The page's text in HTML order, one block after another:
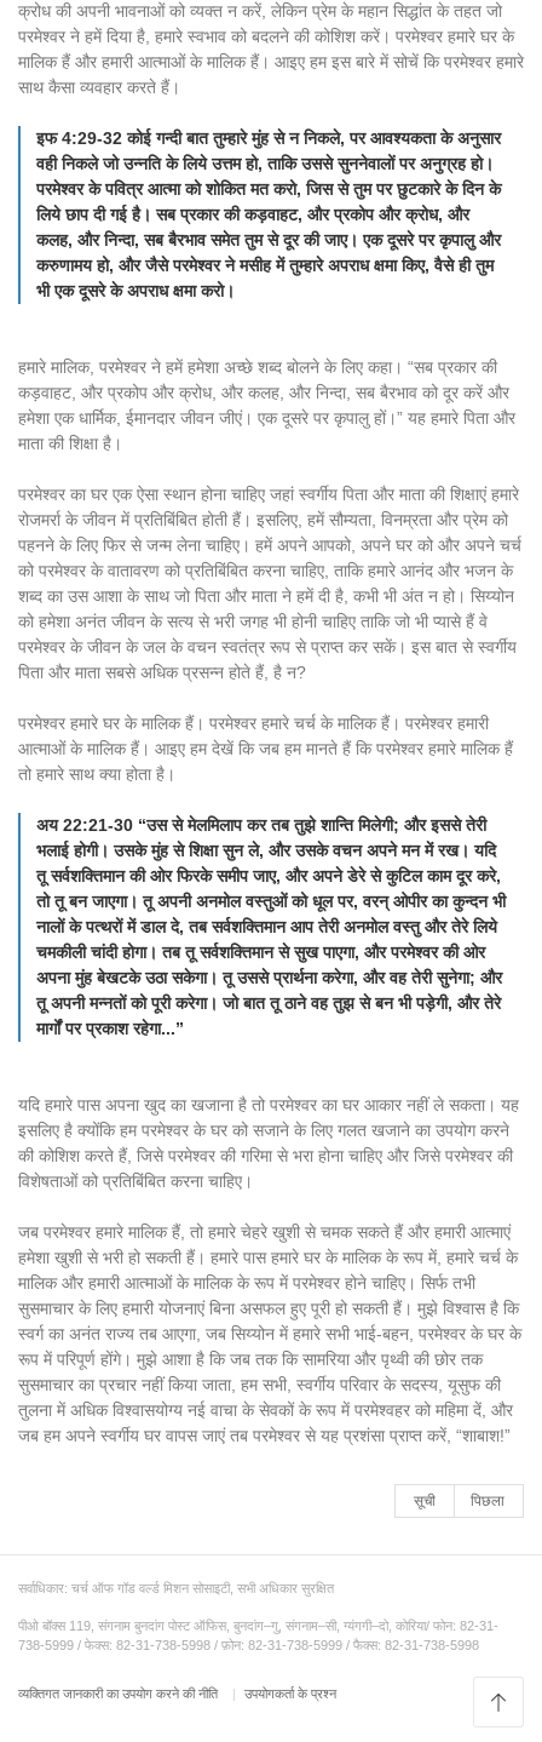
क्रोध की अपनी भावनाओं को व्यक्त न करें, लेकिन प्रेम के महान सिद्धांत के तहत जो
परमेश्वर ने हमें दिया है, हमारे स्वभाव को बदलने की कोशिश करें। परमेश्वर हमारे घर के
मालिक हैं और हमारी आत्माओं के मालिक हैं। आइए हम इस बारे में सोचें कि परमेश्वर हमारे
साथ कैसा व्यवहार करते हैं।
इफ 4:29-32 कोई गन्दी बात तुम्हारे मुंह से न निकले, पर आवश्यकता के अनुसार
वही निकले जो उन्नति के लिये उत्तम हो, ताकि उससे सुननेवालों पर अनुग्रह हो।
परमेश्वर के पवित्र आत्मा को शोकित मत करो, जिस से तुम पर छुटकारे के दिन के
लिये छाप दी गई है। सब प्रकार की कड़वाहट, और प्रकोप और क्रोध, और
कलह, और निन्दा, सब बैरभाव समेत तुम से दूर की जाए। एक दूसरे पर कृपालु और
करुणामय हो, और जैसे परमेश्वर ने मसीह में तुम्हारे अपराध क्षमा किए, वैसे ही तुम
भी एक दूसरे के अपराध क्षमा करो।
हमारे मालिक, परमेश्वर ने हमें हमेशा अच्छे शब्द बोलने के लिए कहा। “सब प्रकार की
कड़वाहट, और प्रकोप और क्रोध, और कलह, और निन्दा, सब बैरभाव को दूर करें और
हमेशा एक धार्मिक, ईमानदार जीवन जीएं। एक दूसरे पर कृपालु हों।” यह हमारे पिता और
माता की शिक्षा है।
परमेश्वर का घर एक ऐसा स्थान होना चाहिए जहां स्वर्गीय पिता और माता की शिक्षाएं हमारे
रोजमर्रा के जीवन में प्रतिबिंबित होती हैं। इसलिए, हमें सौम्यता, विनम्रता और प्रेम को
पहनने के लिए फिर से जन्म लेना चाहिए। हमें अपने आपको, अपने घर को और अपने चर्च
को परमेश्वर के वातावरण को प्रतिबिंबित करना चाहिए, ताकि हमारे आनंद और भजन के
शब्द का उस आशा के साथ जो पिता और माता ने हमें दी है, कभी भी अंत न हो। सिय्योन
को हमेशा अनंत जीवन के सत्य से भरी जगह भी होनी चाहिए ताकि जो भी प्यासे हैं वे
परमेश्वर के जीवन के जल के वचन स्वतंत्र रूप से प्राप्त कर सकें। इस बात से स्वर्गीय
पिता और माता सबसे अधिक प्रसन्न होते हैं, है न?
परमेश्वर हमारे घर के मालिक हैं। परमेश्वर हमारे चर्च के मालिक हैं। परमेश्वर हमारी
आत्माओं के मालिक हैं। आइए हम देखें कि जब हम मानते हैं कि परमेश्वर हमारे मालिक हैं
तो हमारे साथ क्या होता है।
अय 22:21-30 “उस से मेलमिलाप कर तब तुझे शान्ति मिलेगी; और इससे तेरी
भलाई होगी। उसके मुंह से शिक्षा सुन ले, और उसके वचन अपने मन में रख। यदि
तू सर्वशक्तिमान की ओर फिरके समीप जाए, और अपने डेरे से कुटिल काम दूर करे,
तो तू बन जाएगा। तू अपनी अनमोल वस्तुओं को धूल पर, वरन् ओपीर का कुन्दन भी
नालों के पत्थरों में डाल दे, तब सर्वशक्तिमान आप तेरी अनमोल वस्तु और तेरे लिये
चमकीली चांदी होगा। तब तू सर्वशक्तिमान से सुख पाएगा, और परमेश्वर की ओर
अपना मुंह बेखटके उठा सकेगा। तू उससे प्रार्थना करेगा, और वह तेरी सुनेगा; और
तू अपनी मन्नतों को पूरी करेगा। जो बात तू ठाने वह तुझ से बन भी पड़ेगी, और तेरे
मार्गों पर प्रकाश रहेगा...”
यदि हमारे पास अपना खुद का खजाना है तो परमेश्वर का घर आकार नहीं ले सकता। यह
इसलिए है क्योंकि हम परमेश्वर के घर को सजाने के लिए गलत खजाने का उपयोग करने
की कोशिश करते हैं, जिसे परमेश्वर की गरिमा से भरा होना चाहिए और जिसे परमेश्वर की
विशेषताओं को प्रतिबिंबित करना चाहिए।
जब परमेश्वर हमारे मालिक हैं, तो हमारे चेहरे खुशी से चमक सकते हैं और हमारी आत्माएं
हमेशा खुशी से भरी हो सकती हैं। हमारे पास हमारे घर के मालिक के रूप में, हमारे चर्च के
मालिक और हमारी आत्माओं के मालिक के रूप में परमेश्वर होने चाहिए। सिर्फ तभी
सुसमाचार के लिए हमारी योजनाएं बिना असफल हुए पूरी हो सकती हैं। मुझे विश्वास है कि
स्वर्ग का अनंत राज्य तब आएगा, जब सिय्योन में हमारे सभी भाई-बहन, परमेश्वर के घर के
रूप में परिपूर्ण होंगे। मुझे आशा है कि जब तक कि सामरिया और पृथ्वी की छोर तक
सुसमाचार का प्रचार नहीं किया जाता, हम सभी, स्वर्गीय परिवार के सदस्य, यूसुफ की
तुलना में अधिक विश्वासयोग्य नई वाचा के सेवकों के रूप में परमेश्वहर को महिमा दें, और
जब हम अपने स्वर्गीय घर वापस जाएं तब परमेश्वर से यह प्रशंसा प्राप्त करें, “शाबाश!”
सूची पिछला
सर्वाधिकार: चर्च ऑफ गॉड वर्ल्ड मिशन सोसाइटी, सभी अधिकार सुरक्षित
पीओ बॉक्स 119, संगनाम बुनदांग पोस्ट ऑफिस, बुनदांग–गु, संगनाम–सी, ग्यंगगी–दो, कोरिया/ फोन: 82-31-
738-5999 / फेक्स: 82-31-738-5998 / फ़ोन: 82-31-738-5999 / फैक्स: 82-31-738-5998
व्यक्तिगत जानकारी का उपयोग करने की नीति उपयोगकर्ता के प्रश्न